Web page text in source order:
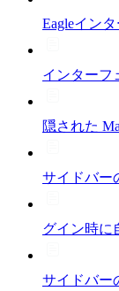
Eagleイン
インターフ
隠された
サイドバー
グイン時に
サイドバー